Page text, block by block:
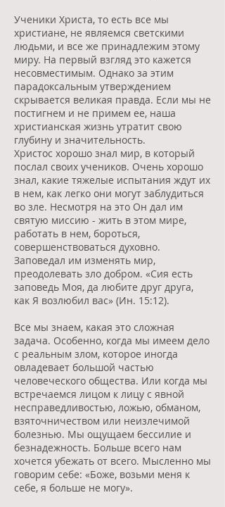
Ученики Христа, то есть все мы
христиане, не являемся светскими
людьми, и все же принадлежим этому
миру. На первый взгляд это кажется
несовместимым. Однако за этим
парадоксальным утверждением
скрывается великая правда. Если мы не
постигнем и не примем ее, наша
христианская жизнь утратит свою
глубину и значительность.
Христос хорошо знал мир, в который
послал своих учеников. Очень хорошо
знал, какие тяжелые испытания ждут их
в нем, как легко они могут заблудиться
во зле. Несмотря на это Он дал им
святую миссию - жить в этом мире,
работать в нем, бороться,
совершенствоваться духовно.
Заповедал им изменять мир,
преодолевать зло добром. «Сия есть
заповедь Моя, да любите друг друга,
как Я возлюбил вас» (Ин. 15:12).
Все мы знаем, какая это сложная
задача. Особенно, когда мы имеем дело
с реальным злом, которое иногда
овладевает большой частью
человеческого общества. Или когда мы
встречаемся лицом к лицу с явной
несправедливостью, ложью, обманом,
взяточничеством или неизлечимой
болезнью. Мы ощущаем бессилие и
безнадежность. Больше всего нам
хочется убежать от всего. Мысленно мы
говорим себе: «Боже, возьми меня к
себе, я больше не могу».